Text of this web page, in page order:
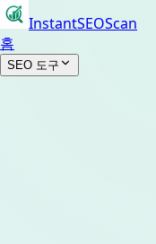
InstantSEOScan
홈
SEO 도구